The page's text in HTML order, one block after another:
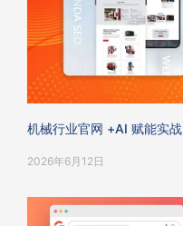
机械行业官网 +AI 赋能实战
2026年6月12日